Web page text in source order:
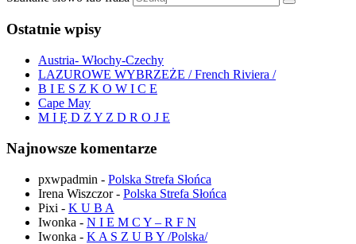
Ostatnie wpisy
Austria- Włochy-Czechy
LAZUROWE WYBRZEŻE / French Riviera /
B I E S Z K O W I C E
Cape May
M I Ę D Z Y Z D R O J E
Najnowsze komentarze
pxwpadmin - Polska Strefa Słońca
Irena Wiszczor- Polska Strefa Słońca
Pixi - K U B A
Iwonka - N I E M C Y – R F N
Iwonka - K A S Z U B Y /Polska/